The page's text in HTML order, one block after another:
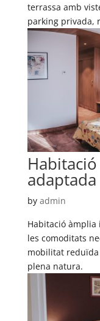
terrassa amb
parking privada,
adaptada
by admin
Habitació àmplia
les comoditats
mobilitat reduïda
plena natura.